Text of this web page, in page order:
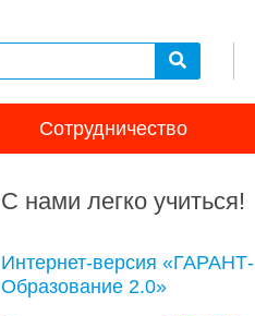
Сотрудничество
С нами легко учиться!
Интернет-версия «ГАРАНТ-
Образование 2.0»